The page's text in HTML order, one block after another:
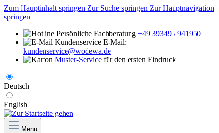
Zum Hauptinhalt springen Zur Suche springen Zur Hauptnavigation
springen
Persönliche Fachberatung +49 39349 / 941950
E-Mail:
kundenservice@wodewa.de
Muster-Service für den ersten Eindruck
Deutsch
English
Menu